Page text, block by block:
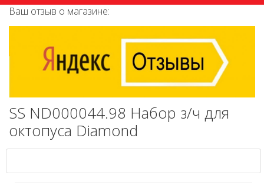
Ваш отзыв о магазине:
SS ND000044.98 Набор з/ч для
октопуса Diamond